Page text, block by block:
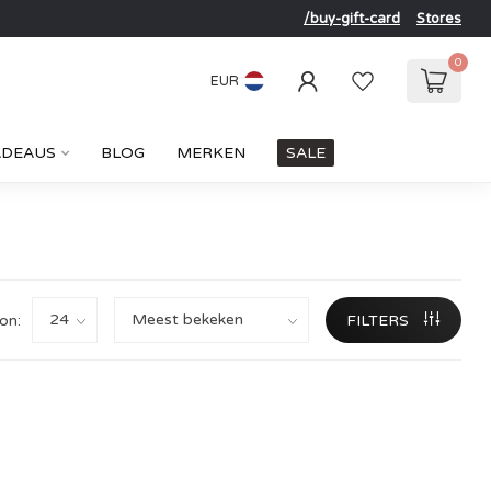
/buy-gift-card Stores
EUR
0
BLOG MERKEN SALE
FILTERS